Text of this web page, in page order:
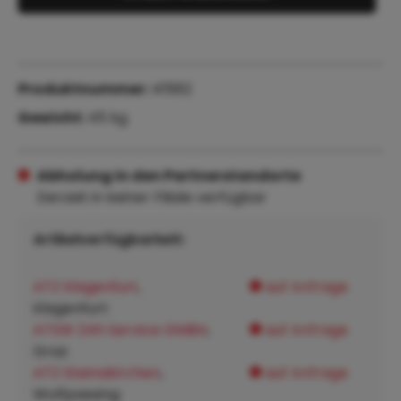
Abholung in den Partnerstandorte
Derzeit in keiner Filiale verfügbar
Artikelverfügbarkeit:
ATZ Klagenfurt
Klagenfurt:
auf Anfrage
ATSW 24h Service GMBH auf Anfrage
ATZ Steinakirchen
Wolfpassing:
auf Anfrage
Produktnummer:
Gewicht:
45 kg